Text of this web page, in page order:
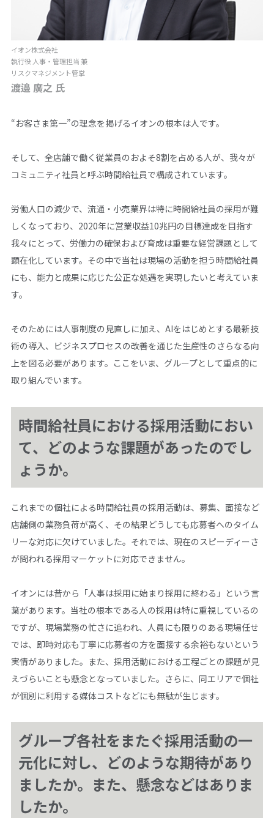
イオン株式会社
執行役 人事・管理担当 兼
リスクマネジメント管掌
渡邉 廣之 氏
“お客さま第一”の理念を掲げるイオンの根本は人です。
そして、全店舗で働く従業員のおよそ8割を占める人が、我々が
コミュニティ社員と呼ぶ時間給社員で構成されています。
労働人口の減少で、流通・小売業界は特に時間給社員の採用が難
しくなっており、2020年に営業収益10兆円の目標達成を目指す
我々にとって、労働力の確保および育成は重要な経営課題として
顕在化しています。その中で当社は現場の活動を担う時間給社員
にも、能力と成果に応じた公正な処遇を実現したいと考えていま
す。
そのためには人事制度の見直しに加え、AIをはじめとする最新技
術の導入、ビジネスプロセスの改善を通じた生産性のさらなる向
上を図る必要があります。ここをいま、グループとして重点的に
取り組んでいます。
時間給社員における採用活動におい
て、どのような課題があったのでし
ょうか。
これまでの個社による時間給社員の採用活動は、募集、面接など
店舗側の業務負荷が高く、その結果どうしても応募者へのタイム
リーな対応に欠けていました。それでは、現在のスピーディーさ
が問われる採用マーケットに対応できません。
イオンには昔から「人事は採用に始まり採用に終わる」という言
葉があります。当社の根本である人の採用は特に重視しているの
ですが、現場業務の忙さに追われ、人員にも限りのある現場任せ
では、即時対応も丁寧に応募者の方を面接する余裕もないという
実情がありました。また、採用活動における工程ごとの課題が見
えづらいことも懸念となっていました。さらに、同エリアで個社
が個別に利用する媒体コストなどにも無駄が生じます。
グループ各社をまたぐ採用活動の一
元化に対し、どのような期待があり
ましたか。また、懸念などはありま
したか。